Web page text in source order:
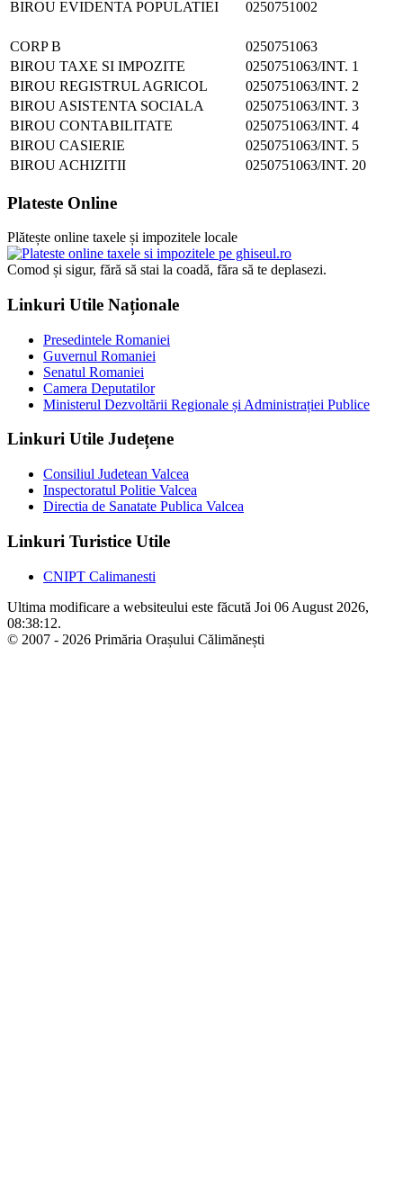
BIROU EVIDENTA POPULATIEI 0250751002
CORP B
0250751063
BIROU TAXE SI IMPOZITE
0250751063/INT. 1
BIROU REGISTRUL AGRICOL
0250751063/INT. 2
BIROU ASISTENTA SOCIALA
0250751063/INT. 3
BIROU CONTABILITATE
0250751063/INT. 4
BIROU CASIERIE
0250751063/INT. 5
BIROU ACHIZITII
0250751063/INT. 20
Plateste Online
Plătește online taxele și impozitele locale
Comod și sigur, fără să stai la coadă, făra să te deplasezi.
Linkuri Utile Naționale
Presedintele Romaniei
Guvernul Romaniei
Senatul Romaniei
Camera Deputatilor
Ministerul Dezvoltării Regionale și Administrației Publice
Linkuri Utile Județene
Consiliul Judetean Valcea
Inspectoratul Politie Valcea
Directia de Sanatate Publica Valcea
Linkuri Turistice Utile
CNIPT Calimanesti
Ultima modificare a websiteului este făcută Joi 06 August 2026,
08:38:12.
© 2007 - 2026 Primăria Orașului Călimănești